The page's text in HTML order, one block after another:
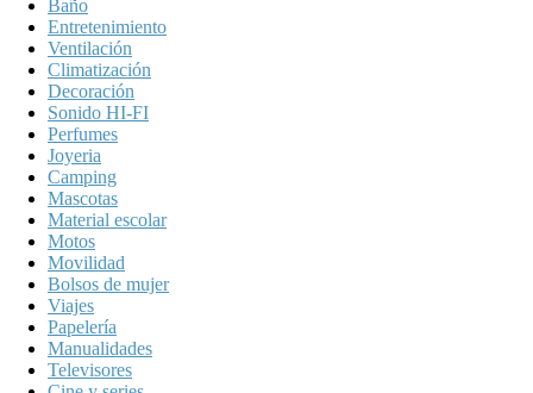
Baño
Entretenimiento
Ventilación
Climatización
Decoración
Sonido HI-FI
Perfumes
Joyeria
Camping
Mascotas
Material escolar
Motos
Movilidad
Bolsos de mujer
Viajes
Papelería
Manualidades
Televisores